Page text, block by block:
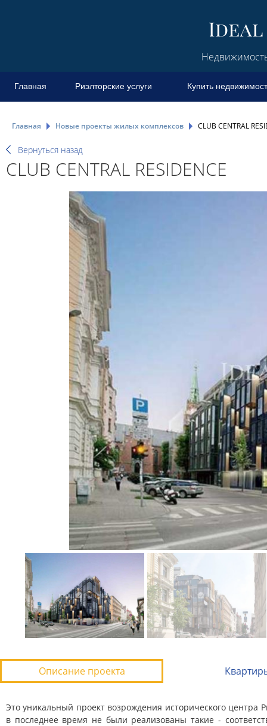
Главная Риэлторские услуги Купить
Главная Новые проекты жилых комплексов CLUB CENTRAL
Вернуться назад
CLUB CENTRAL RESIDENCE
Описание проекта
Это уникальный проект возрождения исторического центра
в последнее время не были реализованы такие -